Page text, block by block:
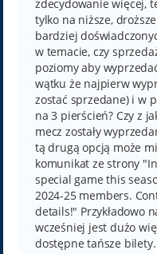
zdecydowanie więcej,
tylko na niższe,
bardziej
w temacie, czy
poziomy aby
wątku że najpierw
zostać sprzedane) i w
na 3 pierścień? Czy z
mecz zostały
tą drugą opcją może
komunikat ze strony
special game this
2024-25 members.
details!" Przykładowo
wcześniej jest dużo
dostępne tańsze bilety.